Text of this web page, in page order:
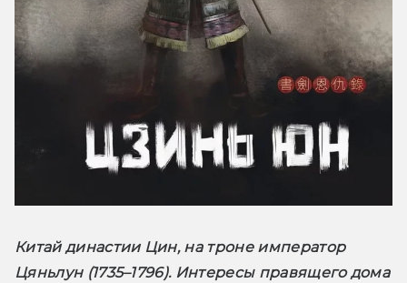
Китай династии Цин, на троне император
Цяньлун (1735–1796). Интересы правящего дома